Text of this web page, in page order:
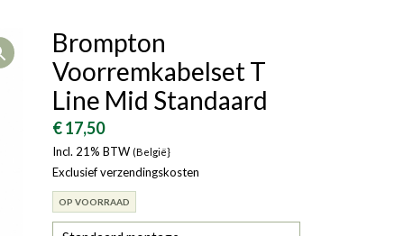
Slovenië
Denemarken Finland
Bulgarije
Open
Brompton
Voorremkabelset T
Line Mid Standaard
€ 17,50
Incl. 21% BTW (België}
Exclusief verzendingskosten
OP VOORRAAD